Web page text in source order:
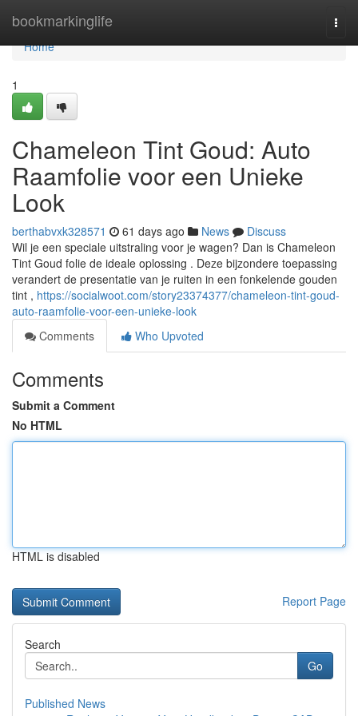
bookmarkinglife
Home
Home
1
Chameleon Tint Goud: Auto
Raamfolie voor een Unieke
Look
berthabvxk328571 61 days ago News
Discuss
Wil je een speciale uitstraling voor je wagen? Dan is Chameleon
Tint Goud folie de ideale oplossing . Deze bijzondere toepassing
verandert de presentatie van je ruiten in een fonkelende gouden
tint , https://socialwoot.com/story23374377/chameleon-tint-goud-
auto-raamfolie-voor-een-unieke-look
Comments
Who Upvoted
Comments
Submit a Comment
No HTML
HTML is disabled
Report Page
Search
Go
Published News